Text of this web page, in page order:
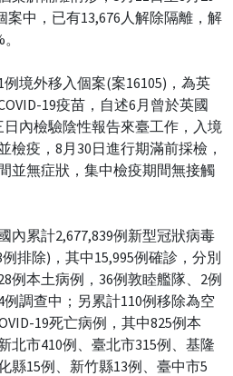
案中，已有13,676人解除隔離，解
境外移入個案(案16105)，為英
19疫苗，自述6月曾於英國
內檢驗陰性報告來臺工作，入境
檢疫，8月30日進行期滿前採檢，
並無症狀，集中檢疫期間無接觸
內累計2,677,839例新型冠狀病毒
排除)，其中15,995例確診，分別
例本土病例，36例敦睦艦隊、2例
調查中；另累計110例移除為空
19死亡病例，其中825例本
北市410例、臺北市315例、基隆
縣15例、新竹縣13例、臺中市5